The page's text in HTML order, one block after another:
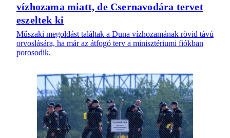
vízhozama miatt, de Csernavodára tervet
eszeltek ki
Műszaki megoldást találtak a Duna vízhozamának rövid távú
orvoslására, ha már az átfogó terv a minisztériumi fiókban
porosodik.